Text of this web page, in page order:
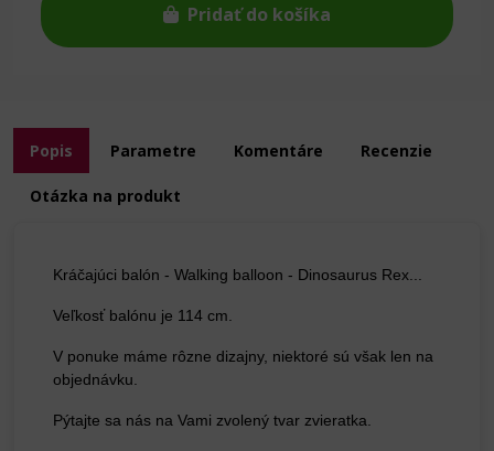
Pridať do košíka
Popis Parametre Komentáre Recenzie
Otázka na produkt
Kráčajúci balón - Walking balloon - Dinosaurus Rex...
Veľkosť balónu je 114 cm.
V ponuke máme rôzne dizajny, niektoré sú však len na
objednávku.
Pýtajte sa nás na Vami zvolený tvar zvieratka.